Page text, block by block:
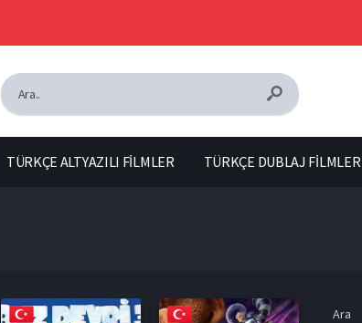
TÜRKÇE ALTYAZILI FİLMLER TÜRKÇE DUBLAJ FİLMLER
Ara